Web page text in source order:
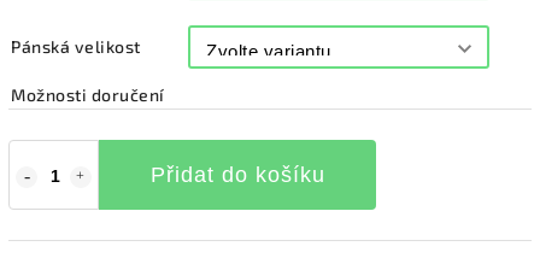
Pánská velikost
Možnosti doručení
Přidat do košíku